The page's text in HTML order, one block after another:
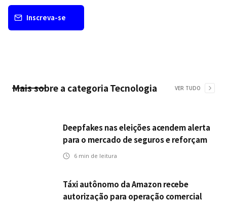
Inscreva-se
Mais sobre a categoria Tecnologia VER TUDO
Deepfakes nas eleições acendem alerta
para o mercado de seguros e reforçam
desafios da inteligência artificial
6 min de leitura
Táxi autônomo da Amazon recebe
autorização para operação comercial